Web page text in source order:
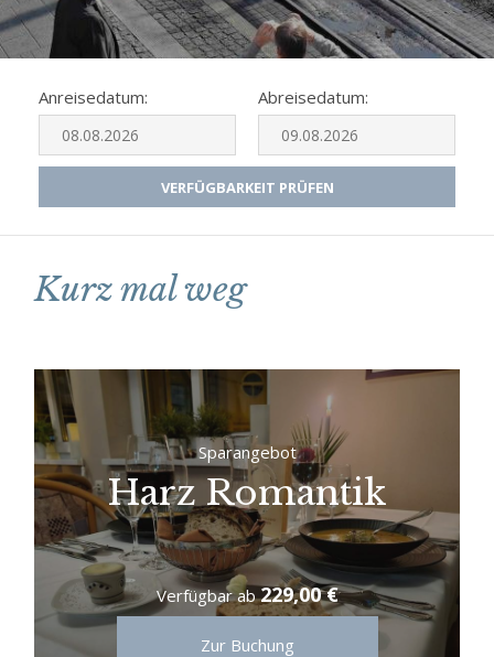
Anreisedatum: Abreisedatum:
VERFÜGBARKEIT PRÜFEN
Kurz mal weg
Sparangebot
Harz Romantik
Verfügbar ab229,00 €
Zur Buchung